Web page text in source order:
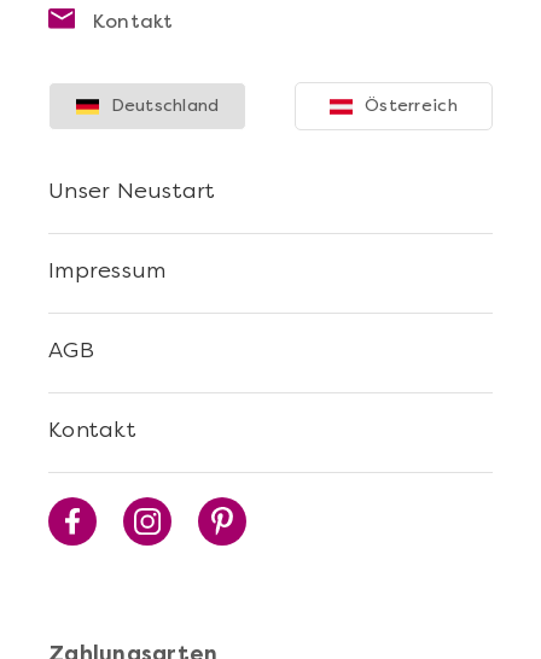
Kontakt
Kontakt
AGB
Impressum
Unser Neustart
Deutschland Österreich